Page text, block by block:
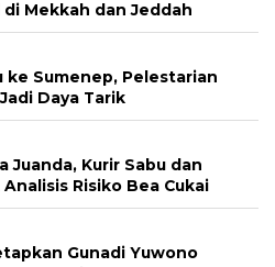
Mekkah dan Jeddah
ke Sumenep, Pelestarian
Daya Tarik
Juanda, Kurir Sabu dan
Risiko Bea Cukai
Gunadi Yuwono